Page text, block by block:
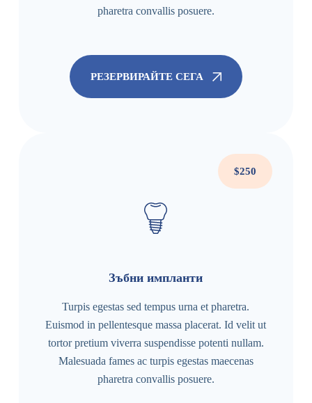
pharetra convallis posuere.
РЕЗЕРВИРАЙТЕ СЕГА
$250
Зъбни импланти
Turpis egestas sed tempus urna et pharetra.
Euismod in pellentesque massa placerat. Id velit ut
tortor pretium viverra suspendisse potenti nullam.
Malesuada fames ac turpis egestas maecenas
pharetra convallis posuere.